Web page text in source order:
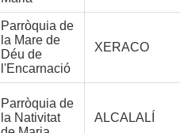
Parròquia de
la Mare de
Déu de
l'Encarnació
XERACO
Parròquia de
la Nativitat
ALCALALÍ